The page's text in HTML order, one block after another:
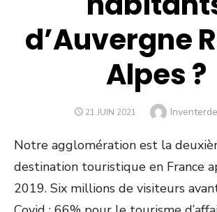
d’Auvergne
Alpes ?
POSTED
21 JUIN 2021 Author
Notre agglomération est la
destination touristique en France
2019. Six millions de visiteurs